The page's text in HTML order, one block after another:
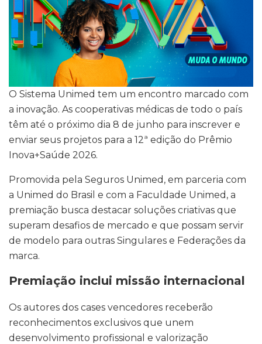
O Sistema Unimed tem um encontro marcado com
a inovação. As cooperativas médicas de todo o país
têm até o próximo dia 8 de junho para inscrever e
enviar seus projetos para a 12ª edição do Prêmio
Inova+Saúde 2026.
Promovida pela Seguros Unimed, em parceria com
a Unimed do Brasil e com a Faculdade Unimed, a
premiação busca destacar soluções criativas que
superam desafios de mercado e que possam servir
de modelo para outras Singulares e Federações da
marca.
Premiação inclui missão internacional
Os autores dos cases vencedores receberão
reconhecimentos exclusivos que unem
desenvolvimento profissional e valorização